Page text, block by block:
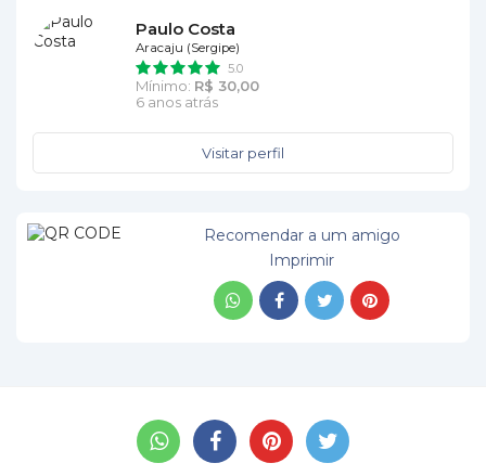
Paulo Costa
Aracaju (Sergipe)
5.0
Mínimo: R$ 30,00
6 anos atrás
Visitar perfil
Recomendar a um amigo
Imprimir